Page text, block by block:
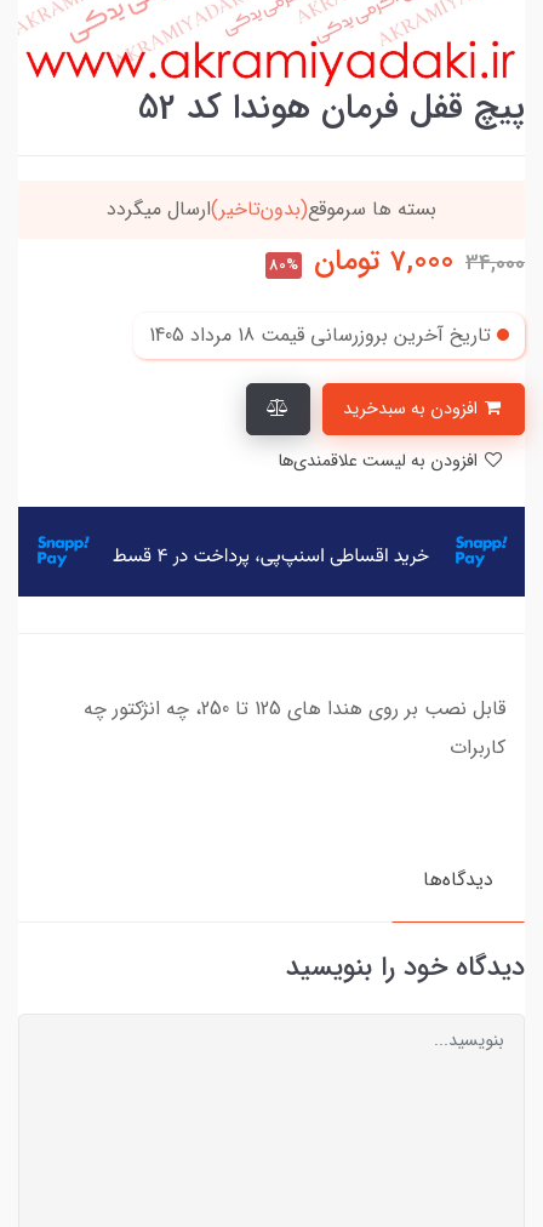
پیچ قفل فرمان هوندا کد 52
بسته ها سرموقع(بدون‌تاخیر)ارسال میگردد
34,000
7,000 تومان 80%
تاریخ آخرین بروزرسانی قیمت 18 مرداد 1405
قابل نصب بر روی هندا های 125 تا 250، چه انژکتور چه
کاربرات
دیدگاه‌ها
دیدگاه خود را بنویسید